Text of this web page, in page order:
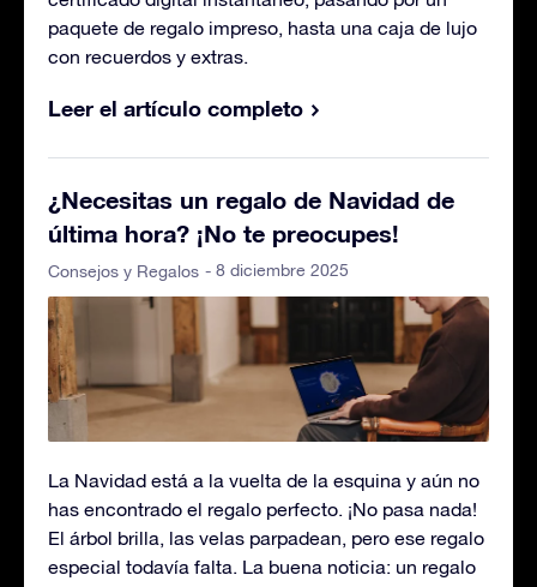
paquete de regalo impreso, hasta una caja de lujo
con recuerdos y extras.
Leer el artículo completo
¿Necesitas un regalo de Navidad de
última hora? ¡No te preocupes!
Consejos y Regalos - 8 diciembre 2025
La Navidad está a la vuelta de la esquina y aún no
has encontrado el regalo perfecto. ¡No pasa nada!
El árbol brilla, las velas parpadean, pero ese regalo
especial todavía falta. La buena noticia: un regalo